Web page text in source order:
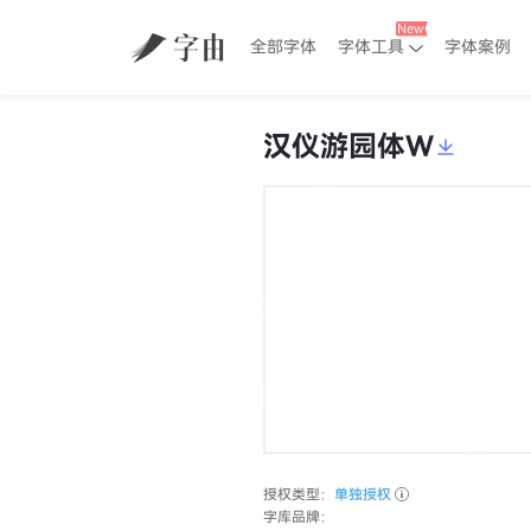
全部字体 字体工具 字体案例
汉仪游园体W
授权类型： 单独授权
字库品牌：